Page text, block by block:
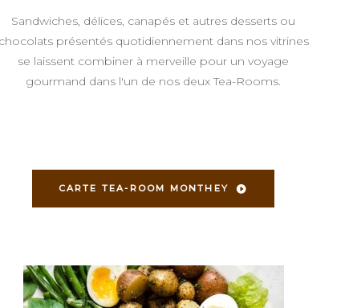
Sandwiches, délices, canapés et autres desserts ou
chocolats présentés quotidiennement dans nos vitrines
se laissent combiner à merveille pour un voyage
gourmand dans l'un de nos deux Tea-Rooms.
CARTE TEA-ROOM MONTHEY